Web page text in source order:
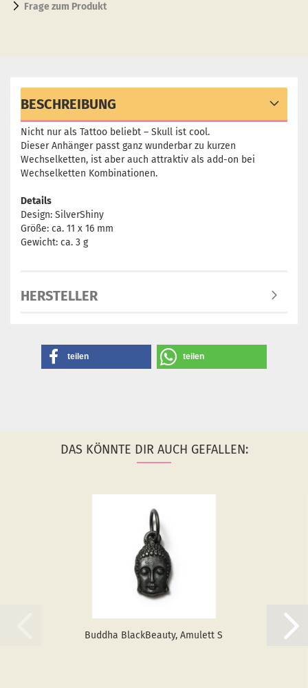
Frage zum Produkt
BESCHREIBUNG
Nicht nur als Tattoo beliebt – Skull ist cool.
Dieser Anhänger passt ganz wunderbar zu kurzen
Wechselketten, ist aber auch attraktiv als add-on bei
Wechselketten Kombinationen.​
Details
Design: SilverShiny
Größe: ca. 11 x 16 mm
Gewicht: ca. 3 g
HERSTELLER
teilen teilen
DAS KÖNNTE DIR AUCH GEFALLEN:
Bud­dha Black­Be­au­ty, Amu­lett S